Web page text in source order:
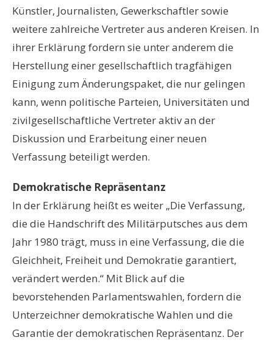
Künstler, Journalisten, Gewerkschaftler sowie
weitere zahlreiche Vertreter aus anderen Kreisen. In
ihrer Erklärung fordern sie unter anderem die
Herstellung einer gesellschaftlich tragfähigen
Einigung zum Änderungspaket, die nur gelingen
kann, wenn politische Parteien, Universitäten und
zivilgesellschaftliche Vertreter aktiv an der
Diskussion und Erarbeitung einer neuen
Verfassung beteiligt werden.
Demokratische Repräsentanz
In der Erklärung heißt es weiter „Die Verfassung,
die die Handschrift des Militärputsches aus dem
Jahr 1980 trägt, muss in eine Verfassung, die die
Gleichheit, Freiheit und Demokratie garantiert,
verändert werden.“ Mit Blick auf die
bevorstehenden Parlamentswahlen, fordern die
Unterzeichner demokratische Wahlen und die
Garantie der demokratischen Repräsentanz. Der